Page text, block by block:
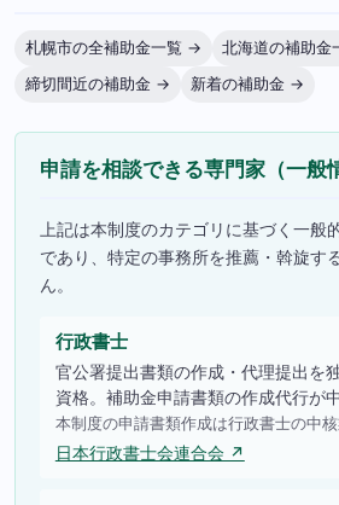
札幌市の全補助金一覧 →
北海道の補助
締切間近の補助金 →
新着の補助金 →
申請を相談できる専門家（一般
上記は本制度のカテゴリに基づく一般
であり、特定の事務所を推薦・斡旋す
ん。
行政書士
官公署提出書類の作成・代理提出を
資格。補助金申請書類の作成代行が中
本制度の申請書類作成は行政書士の中核
日本行政書士会連合会 ↗